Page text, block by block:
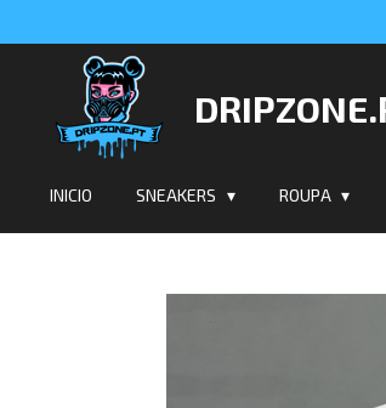
conteúdo
principal
INICIO SNEAKERS ROUPA